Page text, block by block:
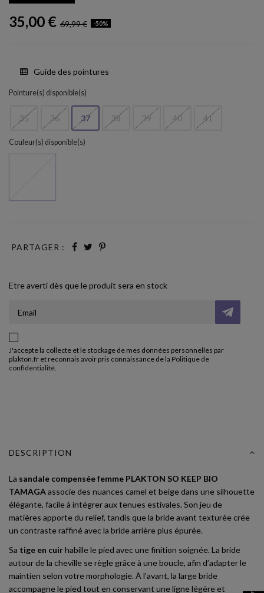
35,00 € 69,99 € -50%
Guide des pointures
Pointure(s) disponible(s)
35 36 37 38 39 40 41
Couleur(s) disponible(s)
PARTAGER :
Etre averti dès que le produit sera en stock
J'accepte la collecte et le stockage de mes données personnelles par
plakton.fr et reconnais avoir pris connaissance de la Politique de
confidentialité.
DESCRIPTION
La sandale compensée femme PLAKTON SO KEEP BIO
TAMAGAassocie des nuances camel et beige dans une silhouette
élégante, facile à intégrer aux tenues estivales. Son jeu de
matières apporte du relief, tandis que la bride avant texturée crée
un contraste raffiné avec la bride arrière plus épurée.
Sa tige en cuirhabille le pied avec une finition soignée. La bride
autour de la cheville se règle grâce à une boucle, afin d’adapter le
maintien selon votre morphologie. À l’avant, la large bride
accompagne le pied tout en conservant une ligne légère et